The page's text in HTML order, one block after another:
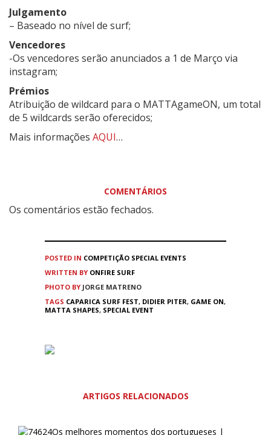
Julgamento
– Baseado no nível de surf;
Vencedores
-Os vencedores serão anunciados a 1 de Março via
instagram;
Prémios
Atribuição de wildcard para o MATTAgameON, um total
de 5 wildcards serão oferecidos;
Mais informações AQUI…
COMENTÁRIOS
Os comentários estão fechados.
POSTED IN COMPETIÇÃO SPECIAL EVENTS
WRITTEN BY ONFIRE SURF
PHOTO BY JORGE MATRENO
TAGS CAPARICA SURF FEST, DIDIER PITER, GAME ON,
MATTA SHAPES, SPECIAL EVENT
ARTIGOS RELACIONADOS